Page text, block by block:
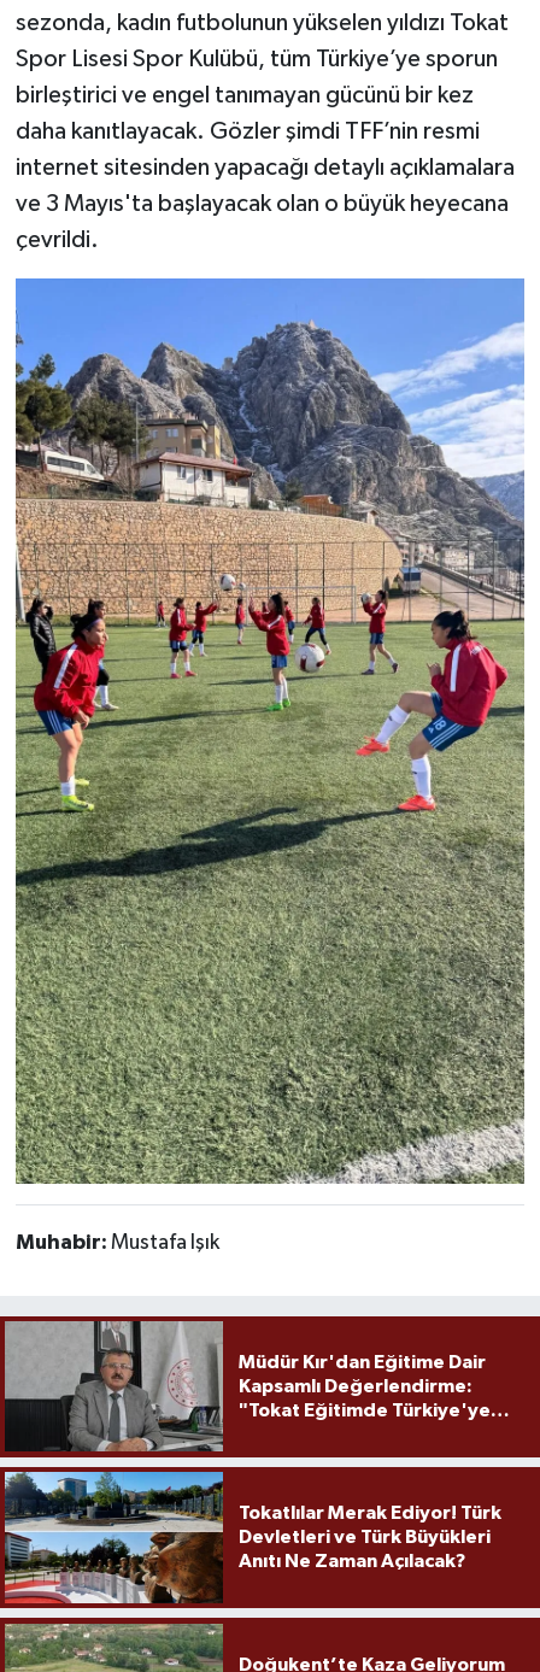
sezonda, kadın futbolunun yükselen yıldızı Tokat
Spor Lisesi Spor Kulübü, tüm Türkiye’ye sporun
birleştirici ve engel tanımayan gücünü bir kez
daha kanıtlayacak. Gözler şimdi TFF’nin resmi
internet sitesinden yapacağı detaylı açıklamalara
ve 3 Mayıs'ta başlayacak olan o büyük heyecana
çevrildi.
Muhabir: Mustafa Işık
Müdür Kır'dan Eğitime Dair
Kapsamlı Değerlendirme:
"Tokat Eğitimde Türkiye'ye
Tokatlılar Merak Ediyor! Türk
Devletleri ve Türk Büyükleri
Anıtı Ne Zaman Açılacak?
Doğukent’te Kaza Geliyorum